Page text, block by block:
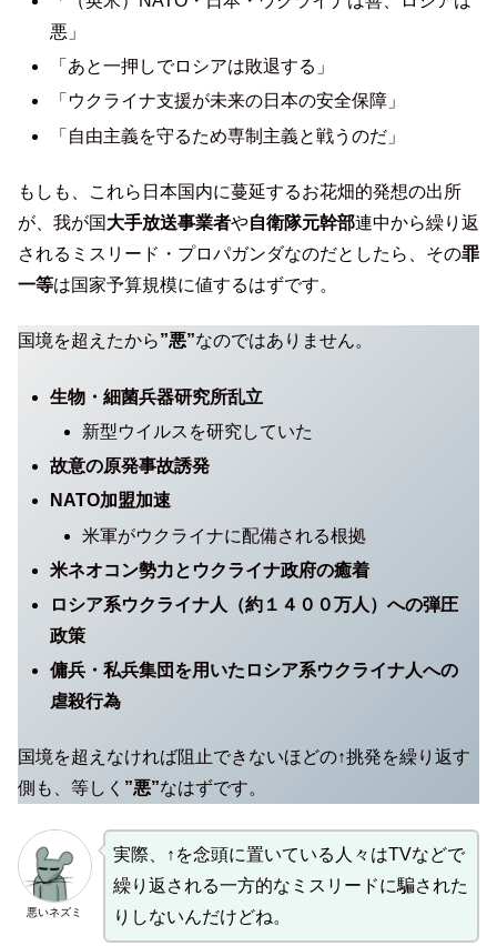
悪」
「あと一押しでロシアは敗退する」
「ウクライナ支援が未来の日本の安全保障」
「自由主義を守るため専制主義と戦うのだ」
もしも、これら日本国内に蔓延するお花畑的発想の出所
が、我が国大手放送事業者や自衛隊元幹部連中から繰り返
されるミスリード・プロパガンダなのだとしたら、その罪
一等は国家予算規模に値するはずです。
国境を超えたから”悪”なのではありません。
生物・細菌兵器研究所乱立
新型ウイルスを研究していた
故意の原発事故誘発
NATO加盟加速
米軍がウクライナに配備される根拠
米ネオコン勢力とウクライナ政府の癒着
ロシア系ウクライナ人（約１４００万人）への弾圧
政策
傭兵・私兵集団を用いた ロシア系ウクライナ人への
虐殺行為
国境を超えなければ阻止できないほどの↑挑発を繰り返す
側も、等しく ”悪”なはずです。
悪いネズミ
実際、↑を念頭に置いている人々はTVなどで
繰り返される一方的なミスリードに騙された
りしないんだけどね。